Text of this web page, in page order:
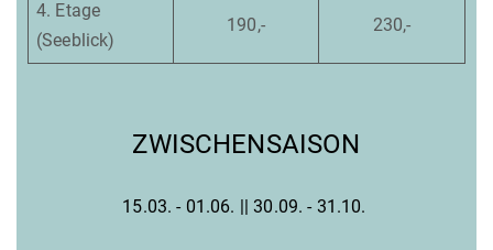
4. Etage
(Seeblick)
190,- 230,-
ZWISCHENSAISON
15.03. - 01.06. || 30.09. - 31.10.